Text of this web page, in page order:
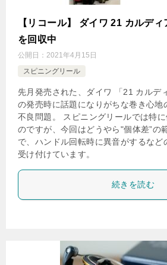
【リコール】 ダイワ 21 カルデ
を回収中
公開日： 2021年4月15日
スピニングリール
先月発売された、ダイワ 「21 カルデ
の発売時に話題になりがちな巻き心地
不良問題。 スピニングリールでは特
のですが、今回はどうやら"個体差”の
で、ハンドル回転時に異音がするなど
受け付けています。
続きを読む